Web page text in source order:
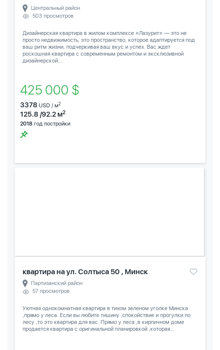
Центральный район
503 просмотров
Дизайнерская квартира в жилом комплексе «Лазурит» — это не
просто недвижимость, это пространство, которое адаптируется под
ваш ритм жизни, подчеркивая ваш вкус и успех. Вас ждет
роскошная квартира с современным ремонтом и эксклюзивной
дизайнерской...
425 000 $
3378 USD / м2
125.8 /92.2 м2
2018 год постройки
квартира на ул. Солтыса 50 , Минск
Партизанский район
57 просмотров
Уютная однокомнатная квартира в тихом зеленом уголке Минска
,прямо у леса. Если вы любите тишину ,спокойствие и прогулки по
лесу ,то это квартира для вас. Прямо у леса ,в кирпичном доме
продается квартира с оригинальной планировкой ,которая...